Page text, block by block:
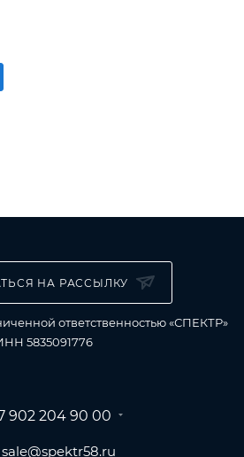
НА РАССЫЛКУ
ответственностью «СПЕКТР»
5835091776
902 204 90 00
sale@spektr58.ru